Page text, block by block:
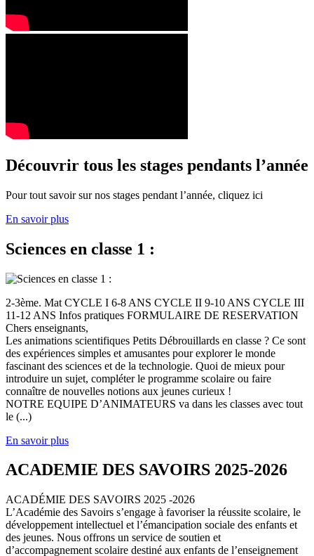
Découvrir tous les stages pendants l’année
Pour tout savoir sur nos stages pendant l’année, cliquez ici
En savoir plus
Sciences en classe 1 :
2-3ème. Mat CYCLE I 6-8 ANS CYCLE II 9-10 ANS CYCLE III
11-12 ANS Infos pratiques FORMULAIRE DE RESERVATION
Chers enseignants,
Les animations scientifiques Petits Débrouillards en classe ? Ce sont
des expériences simples et amusantes pour explorer le monde
fascinant des sciences et de la technologie. Quoi de mieux pour
introduire un sujet, compléter le programme scolaire ou faire
connaître de nouvelles notions aux jeunes curieux !
NOTRE EQUIPE D’ANIMATEURS va dans les classes avec tout
le (...)
En savoir plus
ACADEMIE DES SAVOIRS 2025-2026
ACADÉMIE DES SAVOIRS 2025 -2026
L’Académie des Savoirs s’engage à favoriser la réussite scolaire, le
développement intellectuel et l’émancipation sociale des enfants et
des jeunes. Nous offrons un service de soutien et
d’accompagnement scolaire destiné aux enfants de l’enseignement